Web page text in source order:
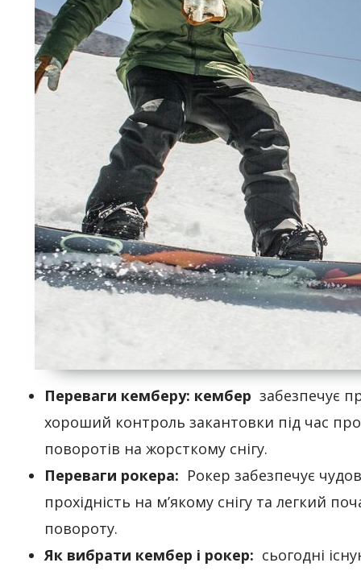
Переваги кемберу: кембер забезпечує
хороший контроль закантовки під час
поворотів на жорсткому снігу.
Переваги рокера: Рокер забезпечує
прохідність на м’якому снігу та легкий
повороту.
Як вибрати кембер і рокер: сьогодні